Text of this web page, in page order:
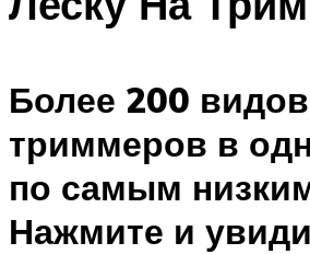
Более 200 видов
триммеров в
по самым
Нажмите и